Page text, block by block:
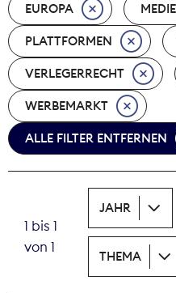
Theodor-
EUROPA
PLATTFORMEN
VERLEGERRECHT
WERBEMARKT
ALLE FILTER ENTFERNEN
1 bis 1
von 1
JAHR
THEMA